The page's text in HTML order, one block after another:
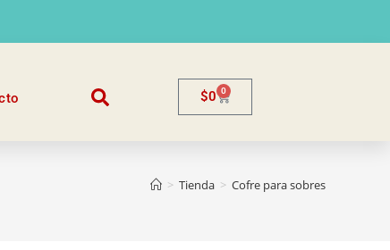
$0 0
> Tienda > Cofre para sobres